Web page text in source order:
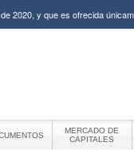
2020, y que es ofrecida
MERCADO DE
CAPITALES